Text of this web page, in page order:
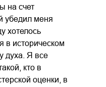
на счет
убедил меня
хотелось
в историческом
духа. Я все
кто в
оценки, в